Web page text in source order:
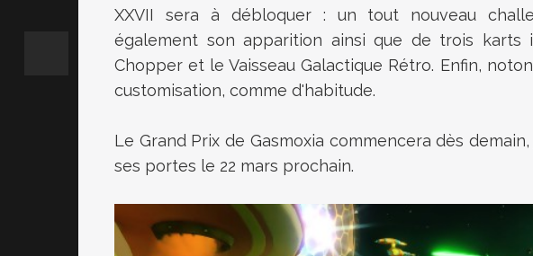
XXVII sera à débloquer : un tout nouveau
également son apparition ainsi que de trois karts
Chopper et le Vaisseau Galactique Rétro. Enfin,
customisation, comme d'habitude.
Le Grand Prix de Gasmoxia commencera dès
ses portes le 22 mars prochain.